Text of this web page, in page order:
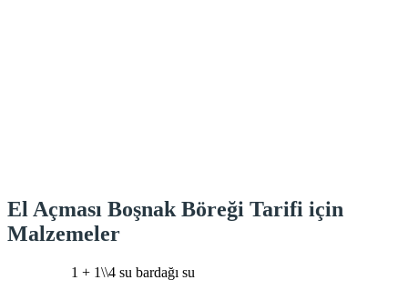
El Açması Boşnak Böreği Tarifi için
Malzemeler
1 + 1\\4 su bardağı su